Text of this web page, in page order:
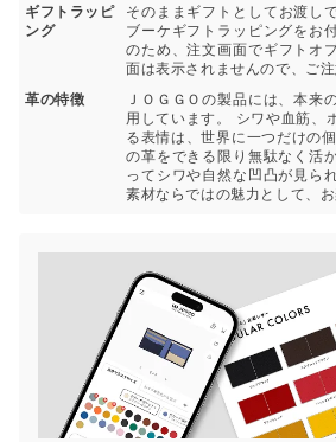
ギフトラッピ
ング
そのままギフトとしてお渡し
ブーケギフトラッピングをお
のため、注文画面でギフトオ
面は表示されませんので、ご注
革の特徴
ＪＯＧＧＯの製品には、本来
用しています。 シワや血筋、
る表情は、世界に一つだけの
の革をできる限り無駄なく活
ってシワや自然な凹凸が見ら
素材ならではの魅力として、お